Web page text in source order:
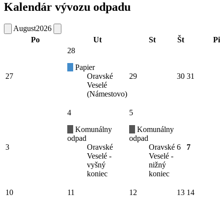
Kalendár vývozu odpadu
August2026
Po
Ut St Št Pi
27
28
Papier
Oravské
Veselé
(Námestovo)
29 30 31
3
4
Komunálny
odpad
Oravské
Veselé -
vyšný
koniec
5
Komunálny
odpad
Oravské
Veselé -
nižný
koniec
6 7
10 11 12 13 14